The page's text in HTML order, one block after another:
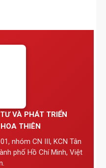
VÀ PHÁT TRIỂN
THIÊN
nhóm CN III, KCN Tân
phố Hồ Chí Minh, Việt